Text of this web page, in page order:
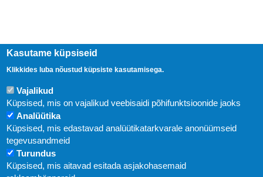
Uudised
Kasutame küpsiseid
Klikkides luba nõustud küpsiste kasutamisega.
Vajalikud
Küpsised, mis on vajalikud veebisaidi põhifunktsioonide jaoks
Analüütika
Küpsised, mis edastavad analüütikatarkvarale anonüümseid
tegevusandmeid
Turundus
Küpsised, mis aitavad esitada asjakohasemaid